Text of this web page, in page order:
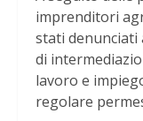
imprenditori
stati denunciati
di
lavoro e
regolare